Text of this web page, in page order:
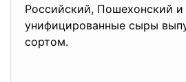
Российский, Пошехонский и
унифицированные сыры
сортом.